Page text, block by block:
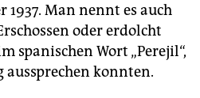
Man nennt es auch
oder erdolcht
spanischen Wort „Perejil“,
konnten.